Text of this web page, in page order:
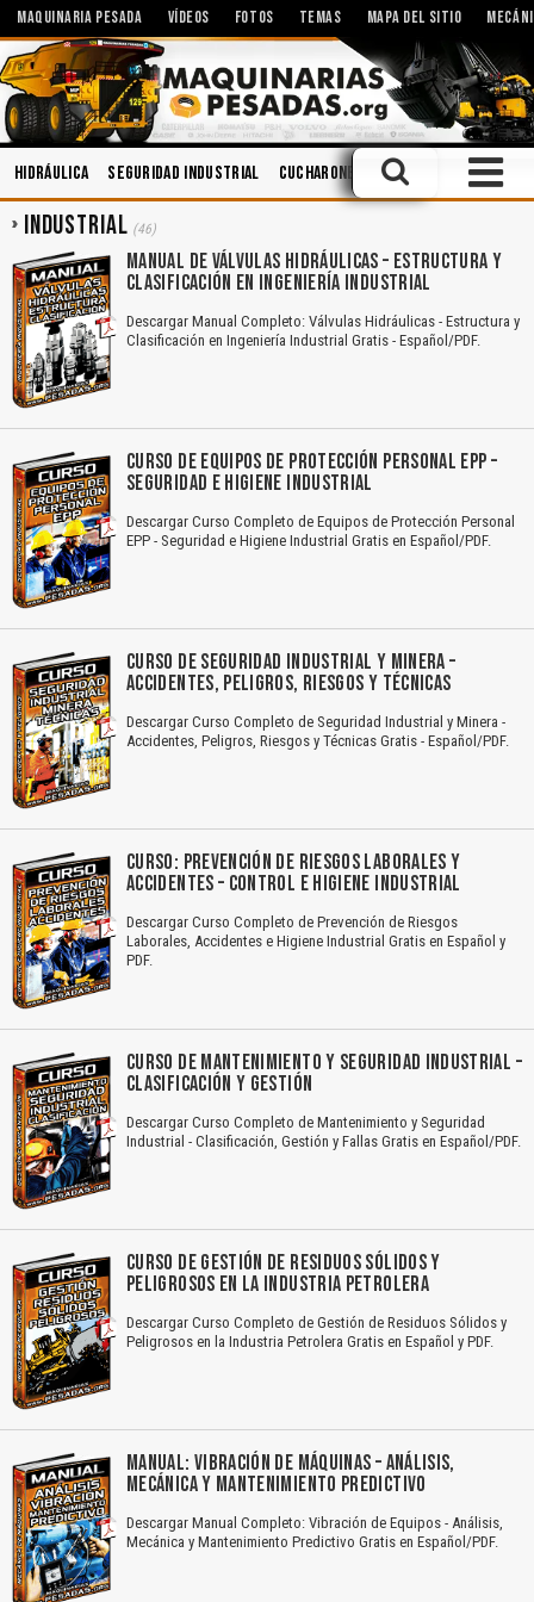
MAQUINARIA PESADA VÍDEOS FOTOS TEMAS MAPA DEL SITIO
Hidráulica Seguridad Industrial Cucharones Aceites Motores
INDUSTRIAL (46)
MANUAL DE VÁLVULAS HIDRÁULICAS – ESTRUCTURA Y
CLASIFICACIÓN EN INGENIERÍA INDUSTRIAL
Descargar Manual Completo: Válvulas Hidráulicas - Estructura y
Clasificación en Ingeniería Industrial Gratis - Español/PDF.
CURSO DE EQUIPOS DE PROTECCIÓN PERSONAL EPP –
SEGURIDAD E HIGIENE INDUSTRIAL
Descargar Curso Completo de Equipos de Protección Personal
EPP - Seguridad e Higiene Industrial Gratis en Español/PDF.
CURSO DE SEGURIDAD INDUSTRIAL Y MINERA –
ACCIDENTES, PELIGROS, RIESGOS Y TÉCNICAS
Descargar Curso Completo de Seguridad Industrial y Minera -
Accidentes, Peligros, Riesgos y Técnicas Gratis - Español/PDF.
CURSO: PREVENCIÓN DE RIESGOS LABORALES Y
ACCIDENTES – CONTROL E HIGIENE INDUSTRIAL
Descargar Curso Completo de Prevención de Riesgos
Laborales, Accidentes e Higiene Industrial Gratis en Español y
PDF.
CURSO DE MANTENIMIENTO Y SEGURIDAD INDUSTRIAL –
CLASIFICACIÓN Y GESTIÓN
Descargar Curso Completo de Mantenimiento y Seguridad
Industrial - Clasificación, Gestión y Fallas Gratis en Español/PDF.
CURSO DE GESTIÓN DE RESIDUOS SÓLIDOS Y
PELIGROSOS EN LA INDUSTRIA PETROLERA
Descargar Curso Completo de Gestión de Residuos Sólidos y
Peligrosos en la Industria Petrolera Gratis en Español y PDF.
MANUAL: VIBRACIÓN DE MÁQUINAS – ANÁLISIS,
MECÁNICA Y MANTENIMIENTO PREDICTIVO
Descargar Manual Completo: Vibración de Equipos - Análisis,
Mecánica y Mantenimiento Predictivo Gratis en Español/PDF.